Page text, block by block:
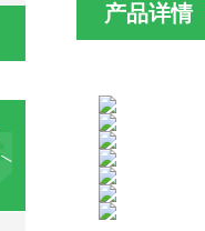
产品详情